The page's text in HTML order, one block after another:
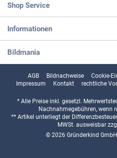
Shop Service
Informationen
Bildmania
AGB Bildnachweise Cookie-
Impressum
Kontakt rechtliche
* Alle Preise inkl. gesetzl.
Nachnahmegebühren, wenn
** Artikel unterliegt der
MWSt. ausweisbar
© 2026 Gründerkind